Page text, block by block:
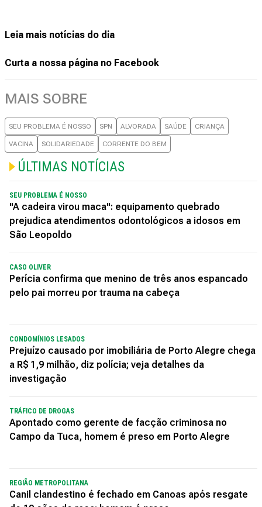
MAIS SOBRE
VACINA SOLIDARIEDADE CORRENTE DO BEM
ÚLTIMAS NOTÍCIAS
"A cadeira virou maca": equipamento quebrado
prejudica atendimentos odontológicos a idosos em
São Leopoldo
Perícia confirma que menino de três anos espancado
pelo pai morreu por trauma na cabeça
Prejuízo causado por imobiliária de Porto Alegre chega
a R$ 1,9 milhão, diz polícia; veja detalhes da
investigação
Apontado como gerente de facção criminosa no
Campo da Tuca, homem é preso em Porto Alegre
Canil clandestino é fechado em Canoas após resgate
de 19 cães de raça; homem é preso